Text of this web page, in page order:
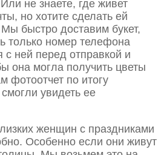
не знаете, где живет
но хотите сделать ей
быстро доставим букет,
только номер телефона
ней перед отправкой и
она могла получить цветы
фотоотчет по итогу
увидеть ее
женщин с праздниками
Особенно если они живут